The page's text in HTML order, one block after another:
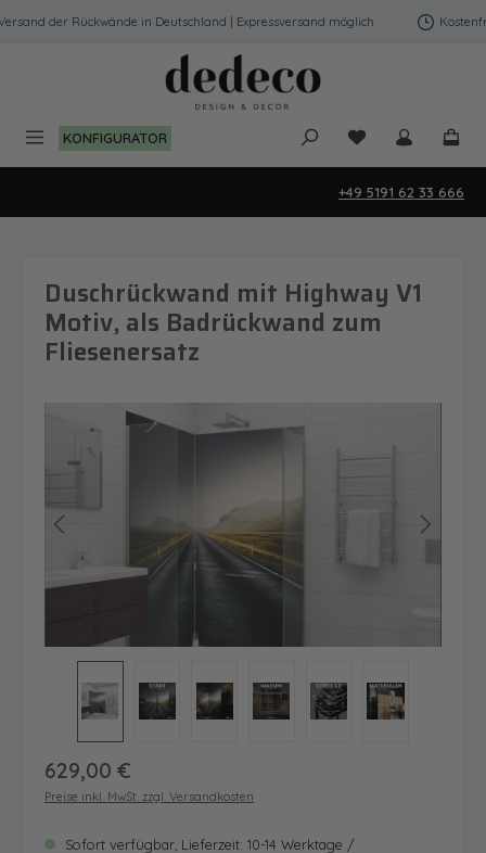
Zum Hauptinhalt springen
der Rückwände in Deutschland | Expressversand möglich
KONFIGURATOR Du hast 0
+49 5191 62 33 666
Duschrückwand mit Highway V1
Motiv, als Badrückwand zum
Fliesenersatz
Bildergalerie überspringen
Regulärer Preis:
629,00 €
Preise inkl. MwSt. zzgl. Versandkosten
Sofort verfügbar, Lieferzeit: 10-14 Werktage /